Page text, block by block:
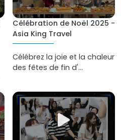
Célébration de Noël 2025 -
Asia King Travel
Célébrez la joie et la chaleur
des fêtes de fin d'...